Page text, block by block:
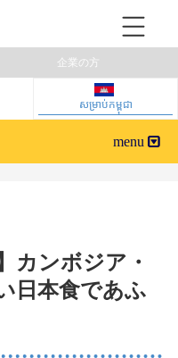
សម្រាប់កម្ពុជា
企業の方
カンボジア・
日本食であふ